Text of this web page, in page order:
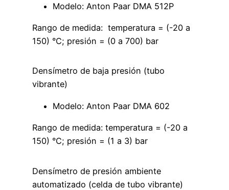
Modelo: Anton Paar DMA 512P
Rango de medida: temperatura = (-20 a
150) °C; presión = (0 a 700) bar
Densímetro de baja presión (tubo
vibrante)
Modelo: Anton Paar DMA 602
Rango de medida: temperatura = (-20 a
150) °C; presión = (1 a 3) bar
Densímetro de presión ambiente
automatizado (celda de tubo vibrante)